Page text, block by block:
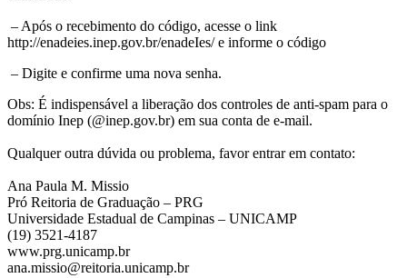
– Após o recebimento do código, acesse o link
http://enadeies.inep.gov.br/enadeIes/ e informe o código
– Digite e confirme uma nova senha.
Obs: É indispensável a liberação dos controles de anti-spam para o
domínio Inep (@inep.gov.br) em sua conta de e-mail.
Qualquer outra dúvida ou problema, favor entrar em contato:
Ana Paula M. Missio
Pró Reitoria de Graduação – PRG
Universidade Estadual de Campinas – UNICAMP
(19) 3521-4187
www.prg.unicamp.br
ana.missio@reitoria.unicamp.br